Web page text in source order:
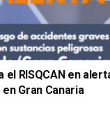
el RISQCAN en
Gran Canaria